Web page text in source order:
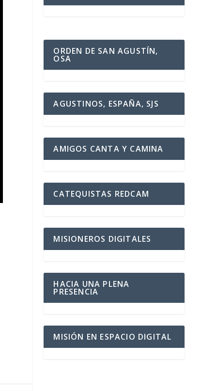
ORDEN DE SAN AGUSTÍN,
OSA
AGUSTINOS, ESPAÑA, SJS
AMIGOS CANTA Y CAMINA
CATEQUISTAS REDCAM
MISIONEROS DIGITALES
HACIA UNA PLENA
PRESENCIA
MISIÓN EN ESPACIO DIGITAL